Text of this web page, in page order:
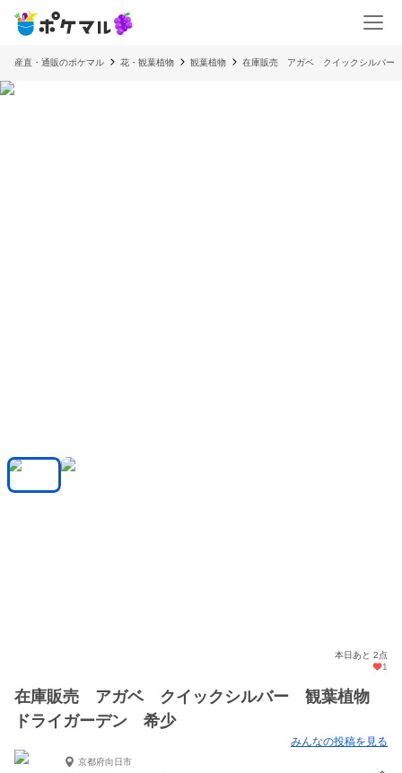
産直・通販のポケマル 花・観葉植物 観葉植物 在庫販売 アガベ クイックシルバ
本日あと 2点
1
在庫販売 アガベ クイックシルバー 観葉植物
ドライガーデン 希少
みんなの投稿を見る
京都府向日市